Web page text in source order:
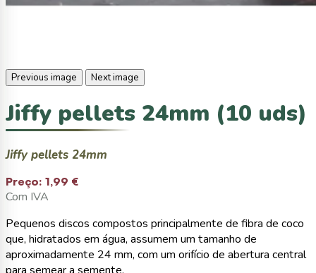
Previous image Next image
Jiffy pellets 24mm (10 uds)
Jiffy pellets 24mm
Preço: 1,99 €
Com IVA
Pequenos discos compostos principalmente de fibra de coco
que, hidratados em água, assumem um tamanho de
aproximadamente 24 mm, com um orifício de abertura central